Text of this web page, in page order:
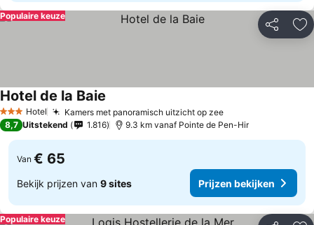
Delen
Populaire keuze
3 SterrenHotel Kamers met panoramisch uitzicht op zee
Hotel de la Baie
8,7 Uitstekend 1.816 9.3 km vanaf Pointe de Pen-Hir
Van € 65
Bekijk prijzen van 9 sites Prijzen bekijken
Populaire keuze